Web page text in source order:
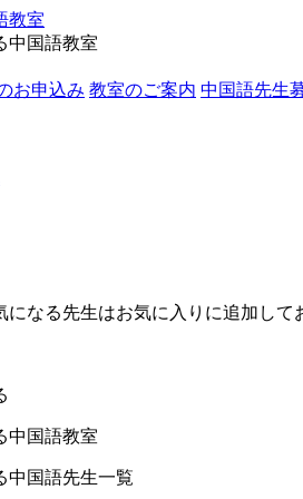
中国語教室
お申込み 教室のご案内 中国語先生
になる先生はお気に入りに追加して
中国語教室
中国語先生一覧